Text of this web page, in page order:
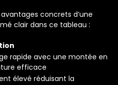
concrets d’une
clair dans ce tableau :
rapide avec une montée en
efficace
élevé réduisant la